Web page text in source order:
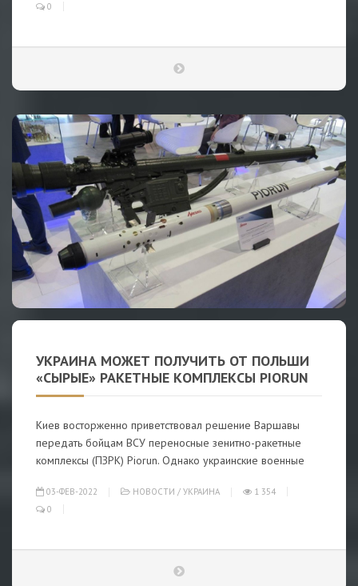
0
УКРАИНА МОЖЕТ ПОЛУЧИТЬ ОТ ПОЛЬШИ
«СЫРЫЕ» РАКЕТНЫЕ КОМПЛЕКСЫ PIORUN
Киев восторженно приветствовал решение Варшавы
передать бойцам ВСУ переносные зенитно-ракетные
комплексы (ПЗРК) Piorun. Однако украинские военные
03-ФЕВ-2022 НОВОСТИ / УКРАИНА
1 354
0